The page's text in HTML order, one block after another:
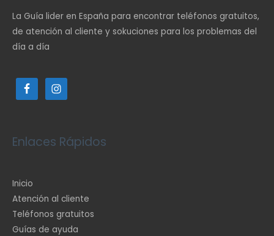
La Guía lider en España para encontrar teléfonos gratuitos,
de atención al cliente y sokuciones para los problemas del
día a día
Enlaces Rápidos
Inicio
Atención al cliente
Teléfonos gratuitos
Guías de ayuda